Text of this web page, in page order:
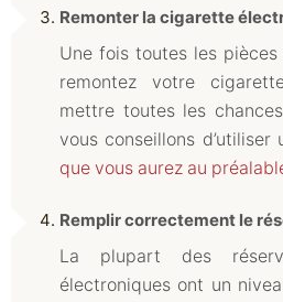
Remonter la cigarette
Une fois toutes les
remontez votre
mettre toutes les
vous conseillons d’utiliser
que vous aurez au
Remplir correctement le
La plupart des
électroniques ont un